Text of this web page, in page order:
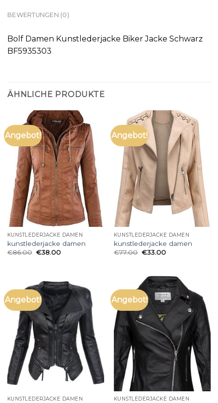
BEWERTUNGEN (0)
Bolf Damen Kunstlederjacke Biker Jacke Schwarz
BF5935303
ÄHNLICHE PRODUKTE
Angebot!
KUNSTLEDERJACKE DAMEN
kunstlederjacke damen
€86.00 €38.00
Angebot!
KUNSTLEDERJACKE DAMEN
kunstlederjacke damen
€77.00 €33.00
Angebot!
KUNSTLEDERJACKE DAMEN
Angebot!
KUNSTLEDERJACKE DAMEN